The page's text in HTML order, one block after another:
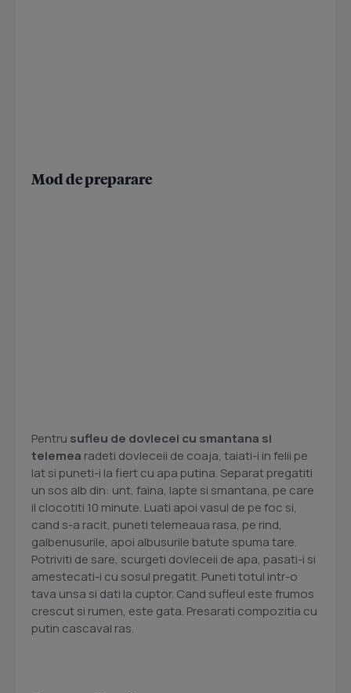
Mod de preparare
Pentru sufleu de dovlecei cu smantana si
telemea radeti dovleceii de coaja, taiati-i in felii pe
lat si puneti-i la fiert cu apa putina. Separat pregatiti
un sos alb din: unt, faina, lapte si smantana, pe care
il clocotiti 10 minute. Luati apoi vasul de pe foc si,
cand s-a racit, puneti telemeaua rasa, pe rind,
galbenusurile, apoi albusurile batute spuma tare.
Potriviti de sare, scurgeti dovleceii de apa, pasati-i si
amestecati-i cu sosul pregatit. Puneti totul intr-o
tava unsa si dati la cuptor. Cand sufleul este frumos
crescut si rumen, este gata. Presarati compozitia cu
putin cascaval ras.